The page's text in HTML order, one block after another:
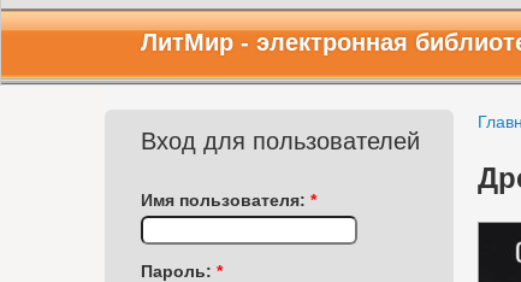
ЛитМир - электронная
Вход для пользователей
Имя пользователя: *
Пароль: *